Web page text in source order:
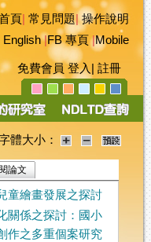
頁 常見問題|操作說明
English|FB 專頁|Mobile
免費會員 登入 註冊
體大小：
論文
童繪畫發展之探討
關係之探討：國小
作之多重個案研究